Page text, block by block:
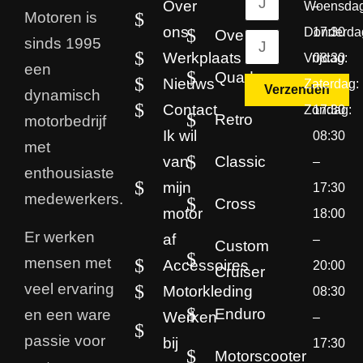
Motoren is
sinds 1995
een
dynamisch
motorbedrijf
met
enthousiaste
medewerkers.
Er werken
mensen met
veel ervaring
en een ware
passie voor
Over
ons
Werkplaats
Nieuws
Contact
Ik wil
van
mijn
motor
af
Accessoires
Motorkleding
Werken
bij
Overig
Quad
Retro
Classic
Cross
Custom
Cruiser
Enduro
Motorscooter
Verzenden
Alternative:
Vrijdag:
Zaterdag:
Zondag:
–
17:30
08:30
–
17:30
08:30
–
17:30
18:00
–
20:00
08:30
–
17:30